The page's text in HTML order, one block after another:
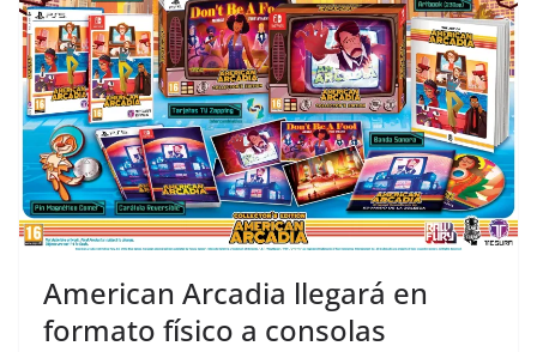
American Arcadia llegará en
formato físico a consolas